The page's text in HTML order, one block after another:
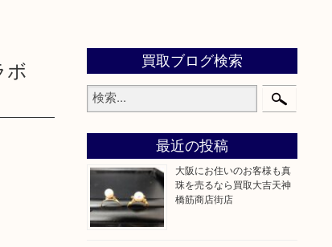
ボ
買取ブログ検索
最近の投稿
大阪にお住いのお客様も真
珠を売るなら買取大吉天神
橋筋商店街店